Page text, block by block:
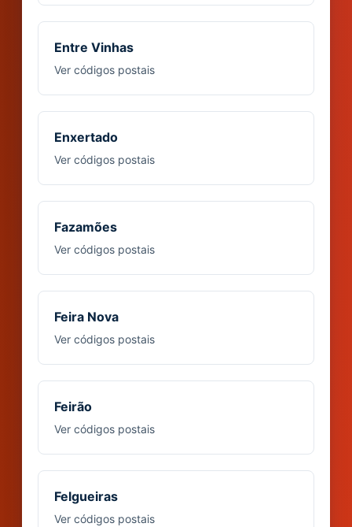
Entre Vinhas
Ver códigos postais
Enxertado
Ver códigos postais
Fazamões
Ver códigos postais
Feira Nova
Ver códigos postais
Feirão
Ver códigos postais
Felgueiras
Ver códigos postais